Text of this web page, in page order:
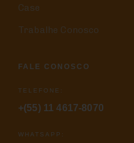
Case
Trabalhe Conosco
FALE CONOSCO
TELEFONE:
+(55) 11 4617-8070
WHATSAPP: